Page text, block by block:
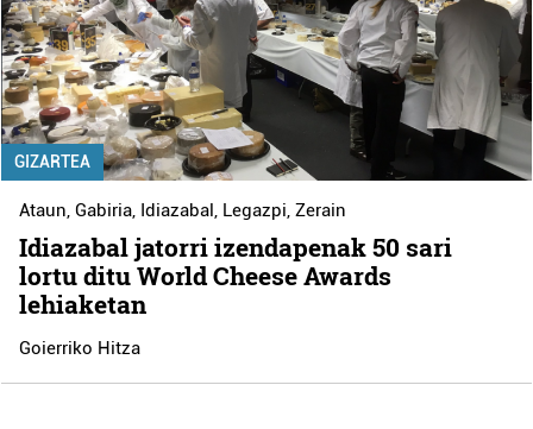
GIZARTEA
Ataun ,Gabiria Idiazabal Legazpi ,Zerain
Idiazabal jatorri izendapenak 50 sari
lortu ditu World Cheese Awards
lehiaketan
Goierriko Hitza